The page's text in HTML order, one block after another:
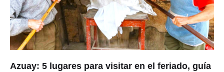
Azuay: 5 lugares para visitar en el feriado, guía